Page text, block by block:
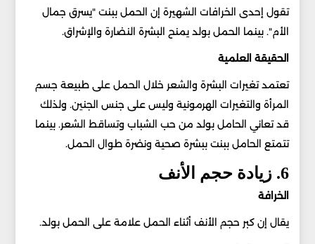
تقول إحدى الخرافات الشهيرة إن الحمل ببنت "يسرق جمال
الأم". بينما الحمل بولد يمنح البشرة النضارة والإشراق.
الحقيقة العلمية
تعتمد تغيرات البشرة والشعر خلال الحمل على طبيعة جسم
المرأة والتغيرات الهرمونية وليس على جنس الجنين. ولذلك
قد تعاني الحامل بولد من حب الشباب وتساقط الشعر. بينما
تتمتع الحامل ببنت ببشرة صحية ونضرة طوال الحمل.
6. زيادة حجم الأنف
الخرافة
يقال إن كبر حجم الأنف أثناء الحمل علامة على الحمل بولد.